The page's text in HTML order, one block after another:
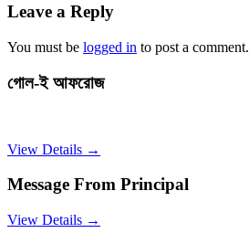
Leave a Reply
You must be logged in to post a comment.
গোল-ই আফরোজ
View Details →
Message From Principal
View Details →